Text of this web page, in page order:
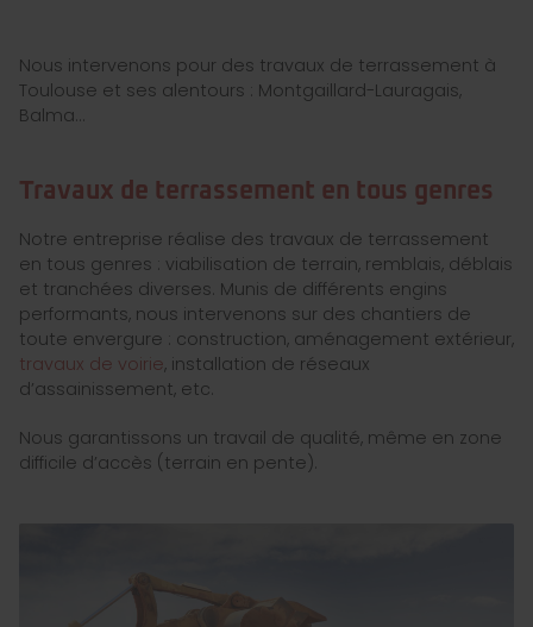
Nous intervenons pour des travaux de terrassement à
Toulouse et ses alentours : Montgaillard-Lauragais,
Balma...
Travaux de terrassement en tous genres
Notre entreprise réalise des travaux de terrassement
en tous genres : viabilisation de terrain, remblais, déblais
et tranchées diverses. Munis de différents engins
performants, nous intervenons sur des chantiers de
toute envergure : construction, aménagement extérieur,
travaux de voirie, installation de réseaux
d’assainissement, etc.
Nous garantissons un travail de qualité, même en zone
difficile d’accès (terrain en pente).